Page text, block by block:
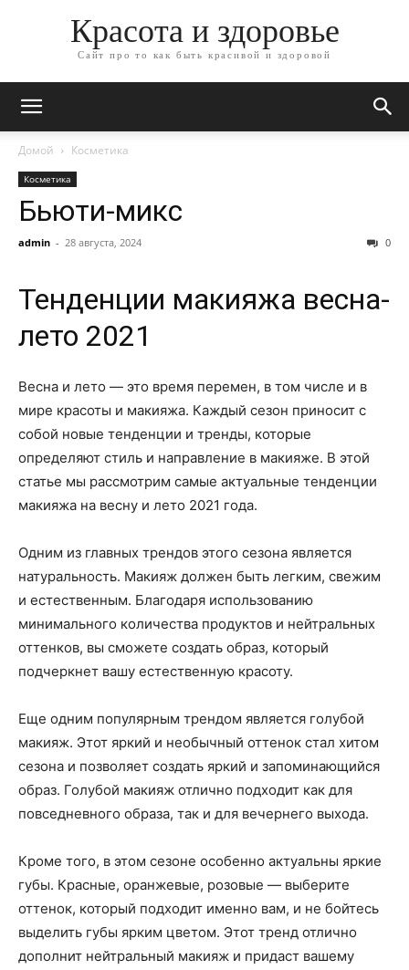
Красота и здоровье
Сайт про то как быть красивой и здоровой
Домой Косметика
Косметика
Бьюти-микс
admin - 28 августа, 2024 0
Тенденции макияжа весна-
лето 2021
Весна и лето — это время перемен, в том числе и в
мире красоты и макияжа. Каждый сезон приносит с
собой новые тенденции и тренды, которые
определяют стиль и направление в макияже. В этой
статье мы рассмотрим самые актуальные тенденции
макияжа на весну и лето 2021 года.
Одним из главных трендов этого сезона является
натуральность. Макияж должен быть легким, свежим
и естественным. Благодаря использованию
минимального количества продуктов и нейтральных
оттенков, вы сможете создать образ, который
подчеркнет вашу естественную красоту.
Еще одним популярным трендом является голубой
макияж. Этот яркий и необычный оттенок стал хитом
сезона и позволяет создать яркий и запоминающийся
образ. Голубой макияж отлично подходит как для
повседневного образа, так и для вечернего выхода.
Кроме того, в этом сезоне особенно актуальны яркие
губы. Красные, оранжевые, розовые — выберите
оттенок, который подходит именно вам, и не бойтесь
выделить губы ярким цветом. Этот тренд отлично
дополнит нейтральный макияж и придаст вашему